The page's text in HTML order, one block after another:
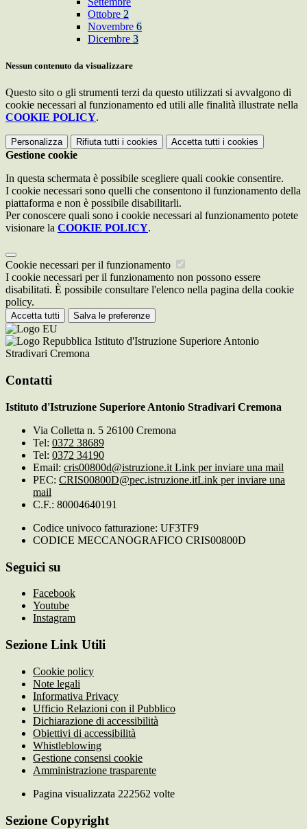
Ottobre 2
Novembre 6
Dicembre 3
Nessun contenuto da visualizzare
Questo sito o gli strumenti terzi da questo utilizzati si avvalgono di
cookie necessari al funzionamento ed utili alle finalità illustrate nella
COOKIE POLICY.
Personalizza Rifiuta tutti i cookies Accetta tutti i cookies
Gestione cookie
In questa schermata è possibile scegliere quali cookie consentire.
I cookie necessari sono quelli che consentono il funzionamento della
piattaforma e non è possibile disabilitarli.
Per conoscere quali sono i cookie necessari al funzionamento potete
visionare la COOKIE POLICY.
Cookie necessari per il funzionamento
I cookie necessari per il funzionamento non possono essere
disabilitati. È possibile consultare l'elenco nella pagina della cookie
policy.
Accetta tutti Salva le preferenze
Istituto d'Istruzione Superiore Antonio
Stradivari Cremona
Contatti
Istituto d'Istruzione Superiore Antonio Stradivari Cremona
Via Colletta n. 5 26100 Cremona
Tel: 0372 38689
Tel: 0372 34190
Email: cris00800d@istruzione.it Link per inviare una mail
PEC: CRIS00800D@pec.istruzione.itLink per inviare una
mail
C.F.: 80004640191
Codice univoco fatturazione: UF3TF9
CODICE MECCANOGRAFICO CRIS00800D
Seguici su
Facebook
Youtube
Instagram
Sezione Link Utili
Cookie policy
Note legali
Informativa Privacy
Ufficio Relazioni con il Pubblico
Dichiarazione di accessibilità
Obiettivi di accessibilità
Whistleblowing
Gestione consensi cookie
Amministrazione trasparente
Pagina visualizzata 222562 volte
Sezione Copyright